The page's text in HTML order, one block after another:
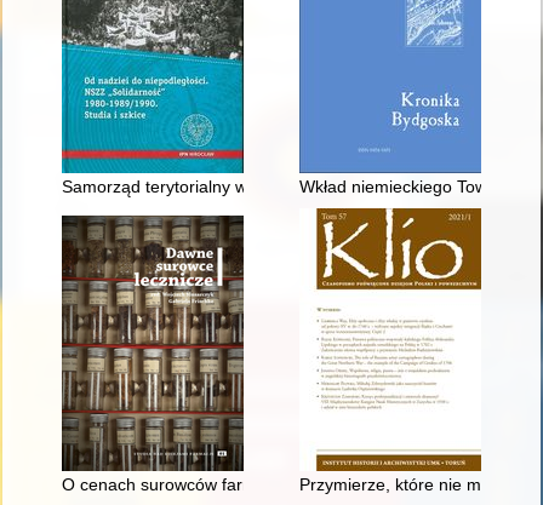
Samorząd terytorialny w Polsce w propozycjach działań
Wkład niemieckiego
O cenach surowców farmakognostycznych (simplica) w
Przymierze, które nie miało